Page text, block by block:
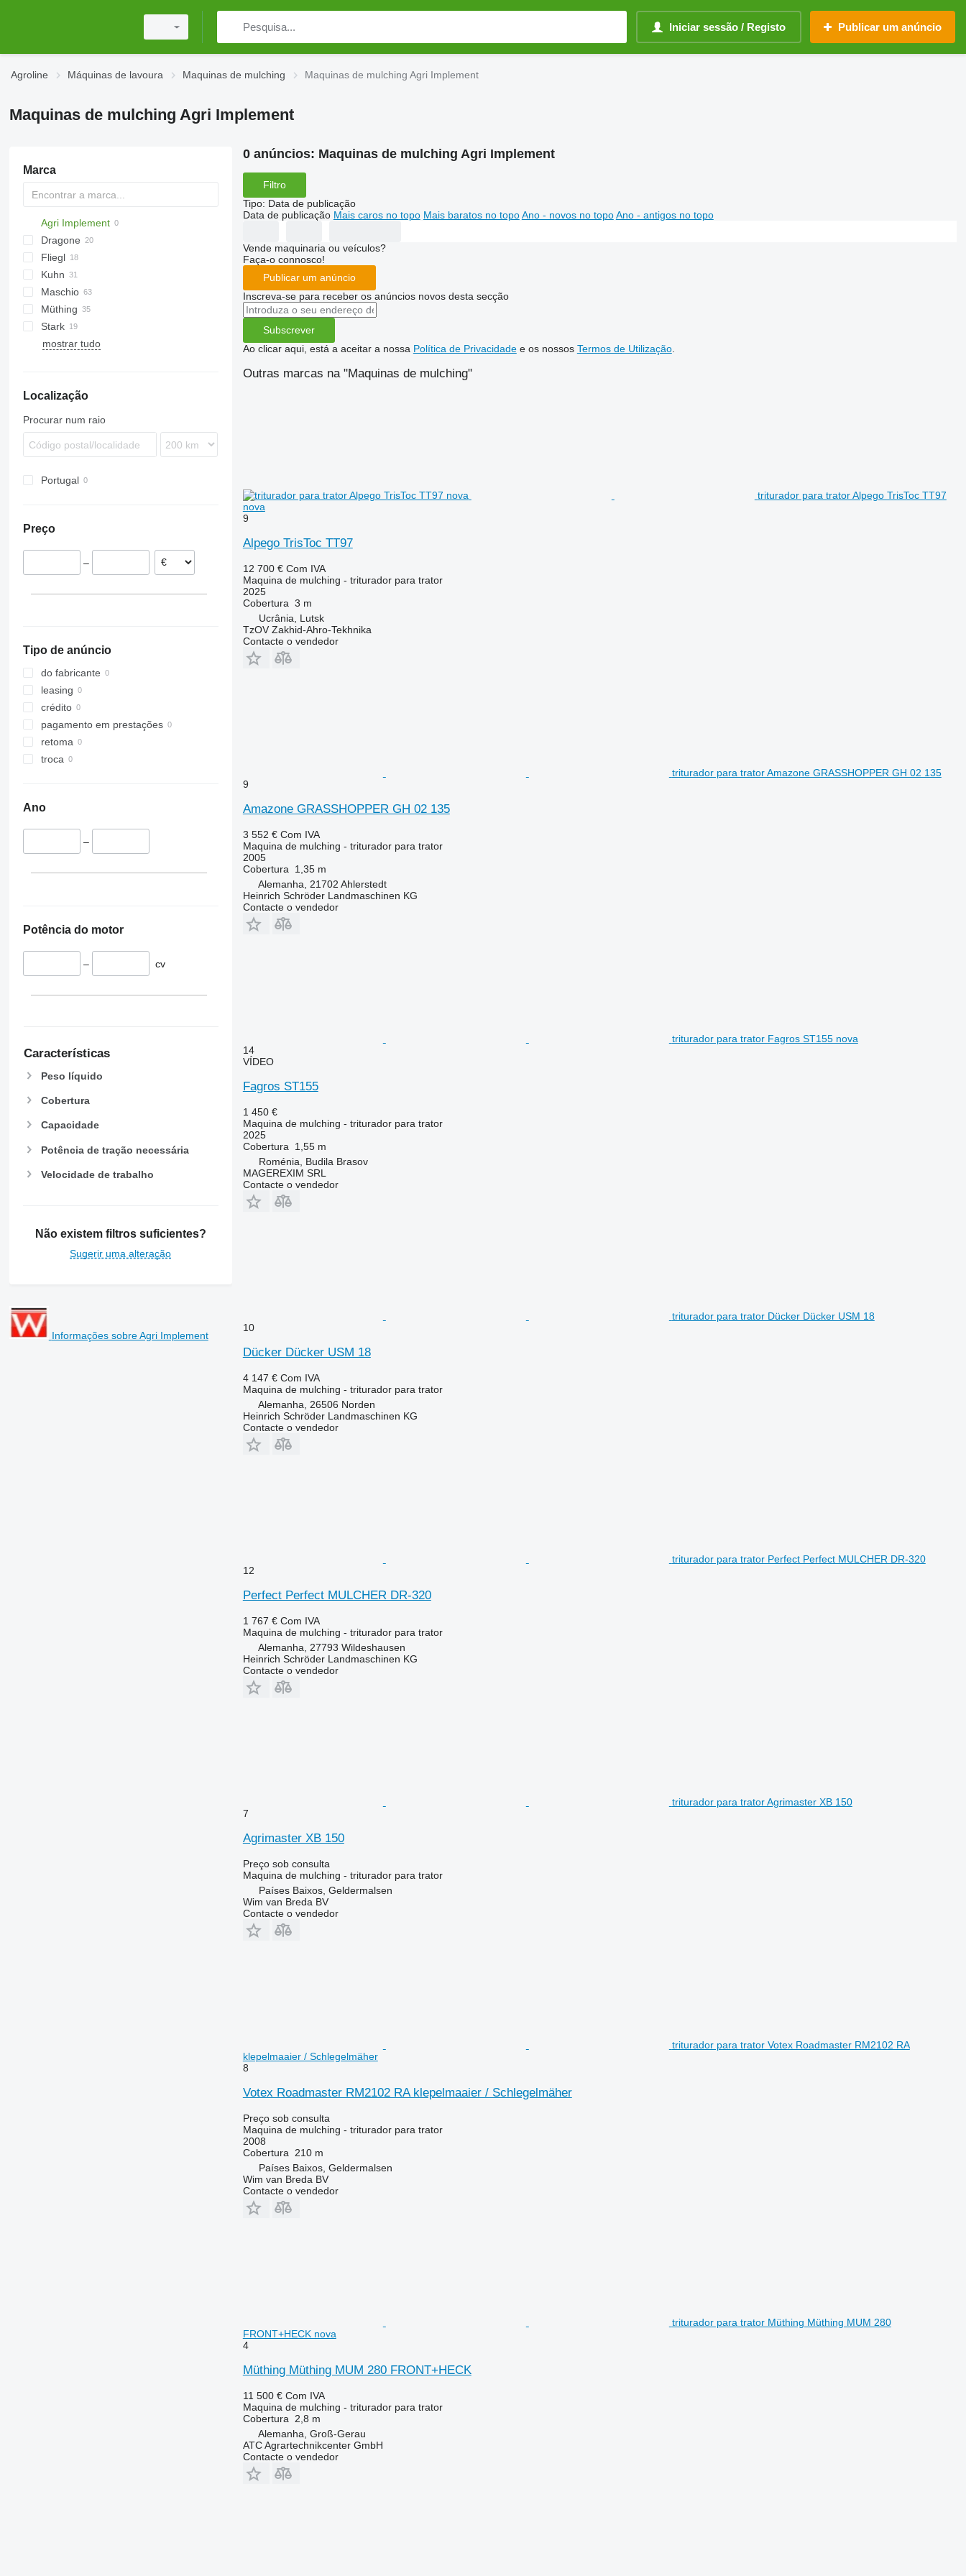
Iniciar sessão / Registo Publicar um anúncio
Agroline Máquinas de lavoura Maquinas de mulching Maquinas de mulching Agri Implement
Maquinas de mulching Agri Implement
Marca
AS
Agri Implement
GKR
PARK
Z-series
CK
Sirio
Dragone
VL
VP
SMK
UM
USM
Fliegl
Gemella
CM
333 G
Kuhn
FC
GMD
Tbes
Taarup
Maschio
Barbi
Birba
Bisonte
Giraffa S
L-series
Müthing
MU
Grizzly
Raptor
BP
Kangu
SinusCut
5026
FX
H3
MINI-BMS
SMO
Stark
MU
mostrar tudo
Localização
Procurar num raio
Portugal
Preço
–
Tipo de anúncio
do fabricante
leasing
crédito
pagamento em prestações
retoma
troca
Ano
–
Potência do motor
– cv
Características
Peso líquido
Cobertura
Capacidade
Potência de tração necessária
Velocidade de trabalho
Não existem filtros suficientes?
Sugerir uma alteração
Informações sobre Agri Implement
0 anúncios: Maquinas de mulching Agri Implement
Filtro
Tipo: Data de publicação
Data de publicação Mais caros no topo Mais baratos no topo Ano - novos no topo Ano - antigos no topo
Vende maquinaria ou veículos?
Faça-o connosco!
Publicar um anúncio
Inscreva-se para receber os anúncios novos desta secção
Subscrever
Ao clicar aqui, está a aceitar a nossa Política de Privacidadee os nossos Termos de Utilização.
Outras marcas na "Maquinas de mulching"
triturador para trator Alpego TrisToc TT97
nova
9
Alpego TrisToc TT97
12 700 € Com IVA
Maquina de mulching - triturador para trator
2025
Cobertura 3 m
Ucrânia, Lutsk
TzOV Zakhid-Ahro-Tekhnika
Contacte o vendedor
triturador para trator Amazone GRASSHOPPER GH 02 135
9
Amazone GRASSHOPPER GH 02 135
3 552 € Com IVA
Maquina de mulching - triturador para trator
2005
Cobertura
1,35 m
Alemanha, 21702 Ahlerstedt
Heinrich Schröder Landmaschinen KG
Contacte o vendedor
triturador para trator Fagros ST155 nova
14
VÍDEO
Fagros ST155
1 450 €
Maquina de mulching - triturador para trator
2025
Cobertura
1,55 m
Roménia, Budila Brasov
MAGEREXIM SRL
Contacte o vendedor
triturador para trator Dücker Dücker USM 18
10
Dücker Dücker USM 18
4 147 € Com IVA
Maquina de mulching - triturador para trator
Alemanha, 26506 Norden
Heinrich Schröder Landmaschinen KG
Contacte o vendedor
triturador para trator Perfect Perfect MULCHER DR-320
12
Perfect Perfect MULCHER DR-320
1 767 € Com IVA
Maquina de mulching - triturador para trator
Alemanha, 27793 Wildeshausen
Heinrich Schröder Landmaschinen KG
Contacte o vendedor
triturador para trator Agrimaster XB 150
7
Agrimaster XB 150
Preço sob consulta
Maquina de mulching - triturador para trator
Países Baixos, Geldermalsen
Wim van Breda BV
Contacte o vendedor
triturador para trator Votex Roadmaster RM2102 RA
klepelmaaier / Schlegelmäher
8
Votex Roadmaster RM2102 RA klepelmaaier / Schlegelmäher
Preço sob consulta
Maquina de mulching - triturador para trator
2008
Cobertura
210 m
Países Baixos, Geldermalsen
Wim van Breda BV
Contacte o vendedor
triturador para trator Müthing Müthing MUM 280
FRONT+HECK nova
4
Müthing Müthing MUM 280 FRONT+HECK
11 500 € Com IVA
Maquina de mulching - triturador para trator
Cobertura
2,8 m
Alemanha, Groß-Gerau
ATC Agrartechnikcenter GmbH
Contacte o vendedor